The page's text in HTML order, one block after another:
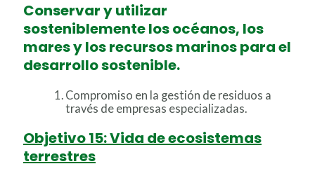
Conservar y utilizar
sosteniblemente los océanos, los
mares y los recursos marinos para el
desarrollo sostenible.
Compromiso en la gestión de residuos a
través de empresas especializadas.
Objetivo 15: Vida de ecosistemas
terrestres